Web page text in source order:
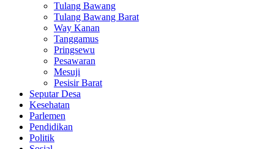
Tulang Bawang
Tulang Bawang Barat
Way Kanan
Tanggamus
Pringsewu
Pesawaran
Mesuji
Pesisir Barat
Seputar Desa
Kesehatan
Parlemen
Pendidikan
Politik